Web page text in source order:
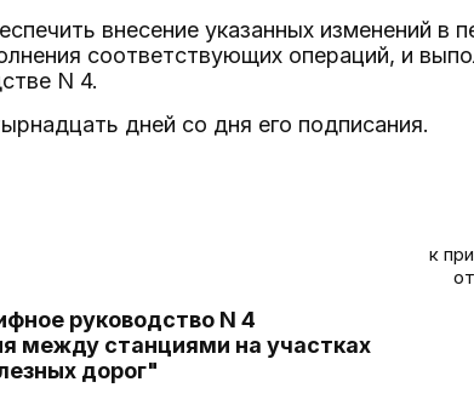
внесение указанных изменений в
соответствующих операций, и
N 4.
дней со дня его подписания.
к
руководство N 4
между станциями на участках
дорог"